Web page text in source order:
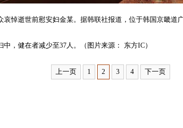
悼逝世前慰安妇金某。据韩联社报道，位于韩国京畿道
，健在者减少至37人。（图片来源： 东方IC）
上一页 1 2 3 4 下一页